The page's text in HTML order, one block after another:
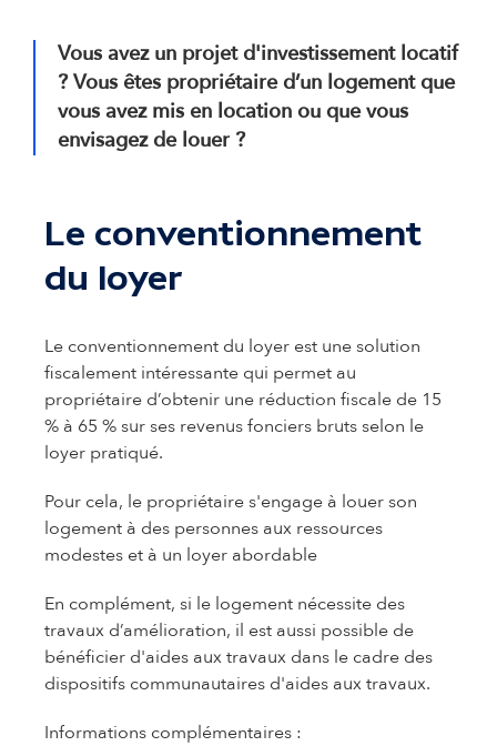
Vous avez un projet d'investissement locatif
? Vous êtes propriétaire d’un logement que
vous avez mis en location ou que vous
envisagez de louer ?
Le conventionnement
du loyer
Le conventionnement du loyer est une solution
fiscalement intéressante qui permet au
propriétaire d’obtenir une réduction fiscale de 15
% à 65 % sur ses revenus fonciers bruts selon le
loyer pratiqué.
Pour cela, le propriétaire s'engage à louer son
logement à des personnes aux ressources
modestes et à un loyer abordable
En complément, si le logement nécessite des
travaux d’amélioration, il est aussi possible de
bénéficier d'aides aux travaux dans le cadre des
dispositifs communautaires d'aides aux travaux.
Informations complémentaires :